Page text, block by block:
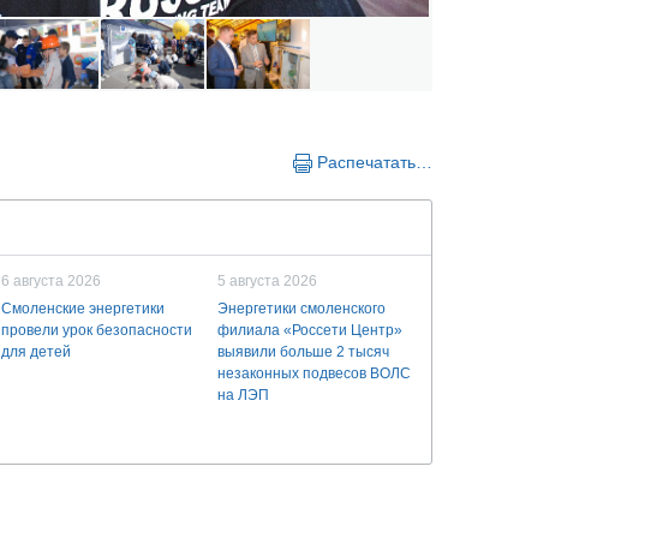
Распечатать…
6 августа 2026
Смоленские энергетики
провели урок безопасности
для детей
5 августа 2026
Энергетики смоленского
филиала «Россети Центр»
выявили больше 2 тысяч
незаконных подвесов ВОЛС
на ЛЭП